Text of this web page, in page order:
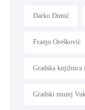
Darko Dimić
Franjo Orešković
Gradska
Gradski muzej